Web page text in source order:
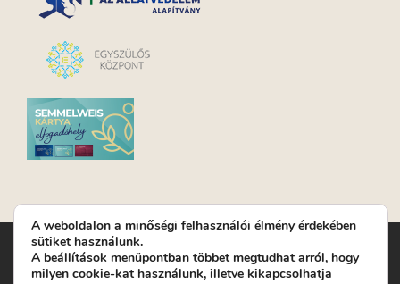
Turay Ida Színház Közhasznú Nonprofit Kft. | Működési
helyszín: Turay Ida Színház 1089 Budapest, Kálvária tér 6. |
A weboldalon a minőségi felhasználói élmény érdekében
sütiket használunk.
A beállítások menüpontban többet megtudhat arról, hogy
milyen cookie-kat használunk, illetve kikapcsolhatja